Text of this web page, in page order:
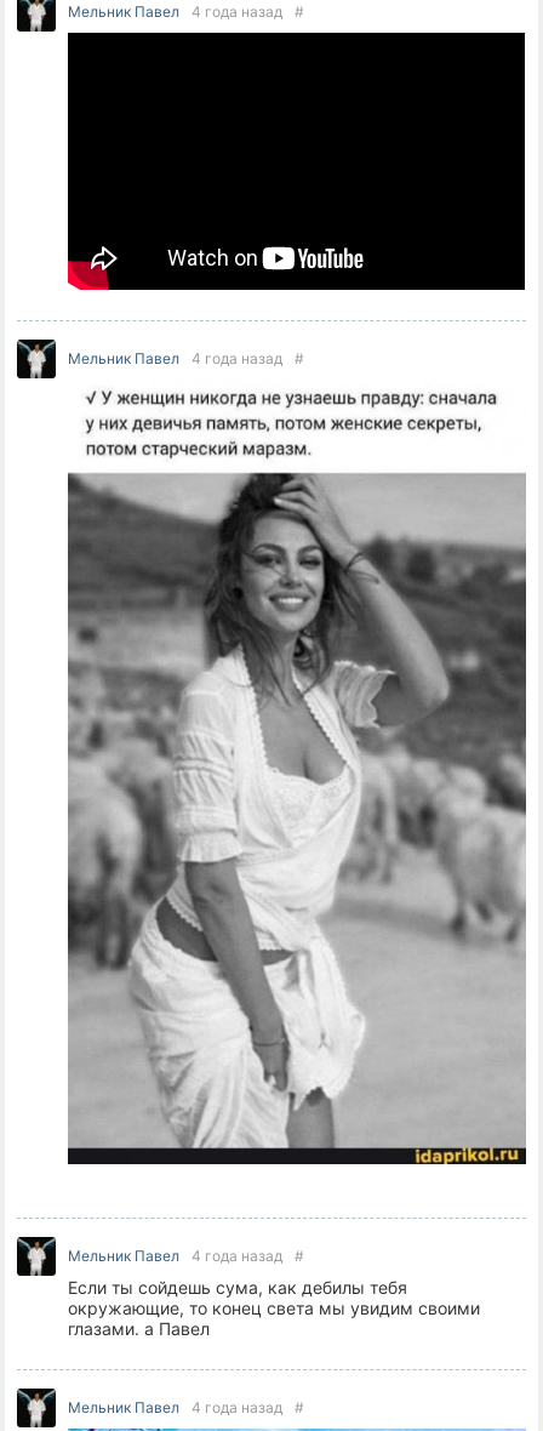
Мельник Павел 4 года назад #
Мельник Павел 4 года назад #
Мельник Павел 4 года назад #
Если ты сойдешь сума, как дебилы тебя
окружающие, то конец света мы увидим своими
глазами. а Павел
Мельник Павел 4 года назад #